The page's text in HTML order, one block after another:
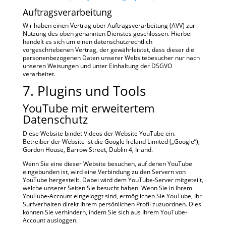
Auftragsverarbeitung
Wir haben einen Vertrag über Auftragsverarbeitung (AVV) zur
Nutzung des oben genannten Dienstes geschlossen. Hierbei
handelt es sich um einen datenschutzrechtlich
vorgeschriebenen Vertrag, der gewährleistet, dass dieser die
personenbezogenen Daten unserer Websitebesucher nur nach
unseren Weisungen und unter Einhaltung der DSGVO
verarbeitet.
7. Plugins und Tools
YouTube mit erweitertem
Datenschutz
Diese Website bindet Videos der Website YouTube ein.
Betreiber der Website ist die Google Ireland Limited („Google”),
Gordon House, Barrow Street, Dublin 4, Irland.
Wenn Sie eine dieser Website besuchen, auf denen YouTube
eingebunden ist, wird eine Verbindung zu den Servern von
YouTube hergestellt. Dabei wird dem YouTube-Server mitgeteilt,
welche unserer Seiten Sie besucht haben. Wenn Sie in Ihrem
YouTube-Account eingeloggt sind, ermöglichen Sie YouTube, Ihr
Surfverhalten direkt Ihrem persönlichen Profil zuzuordnen. Dies
können Sie verhindern, indem Sie sich aus Ihrem YouTube-
Account ausloggen.